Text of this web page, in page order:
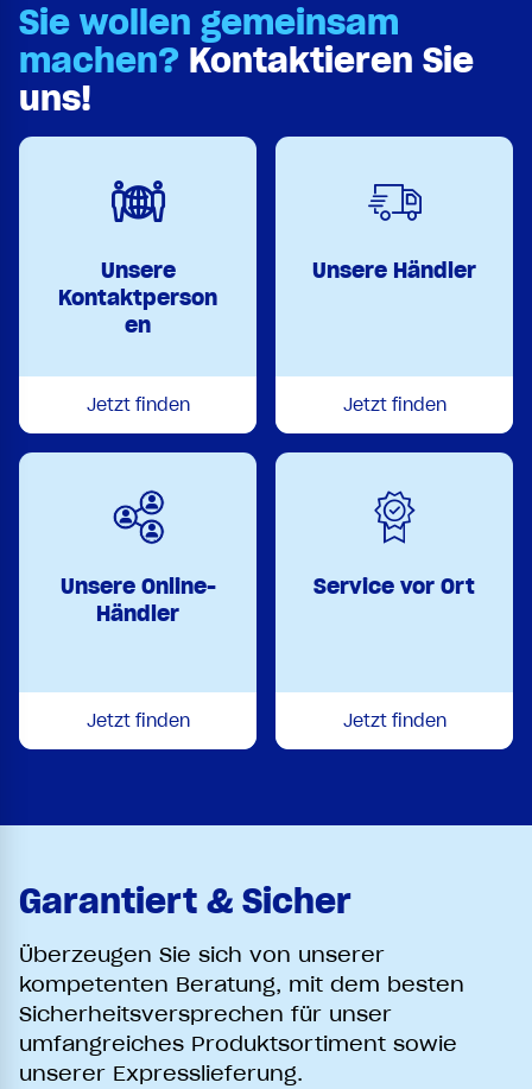
Sie wollen gemeinsam
machen? Kontaktieren Sie
uns!
Unsere
Kontaktperson
en
Jetzt finden
Unsere Händler
Jetzt finden
Unsere Online-
Händler
Jetzt finden
Service vor Ort
Jetzt finden
Garantiert & Sicher
Überzeugen Sie sich von unserer
kompetenten Beratung, mit dem besten
Sicherheitsversprechen für unser
umfangreiches Produktsortiment sowie
unserer Expresslieferung.